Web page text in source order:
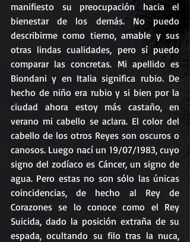
manifiesto su preocupación hacia el
bienestar de los demás. No puedo
describirme como tierno, amable y sus
otras lindas cualidades, pero sí puedo
comparar las concretas. Mi apellido es
Biondani y en Italia significa rubio. De
hecho de niño era rubio y si bien por la
ciudad ahora estoy más castaño, en
verano mi cabello se aclara. El color del
cabello de los otros Reyes son oscuros o
canosos. Luego nací un 19/07/1983, cuyo
signo del zodíaco es Cáncer, un signo de
agua. Pero estas no son sólo las únicas
coincidencias, de hecho al Rey de
Corazones se lo conoce como el Rey
Suicida, dado la posición extraña de su
espada, ocultando su filo tras la nuca,